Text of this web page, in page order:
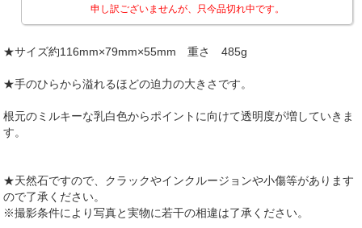
申し訳ございませんが、只今品切れ中です。
★サイズ約116mm×79mm×55mm 重さ 485g
★手のひらから溢れるほどの迫力の大きさです。
根元のミルキーな乳白色からポイントに向けて透明度が増していきま
す。
★天然石ですので、クラックやインクルージョンや小傷等があります
ので了承ください。
※撮影条件により写真と実物に若干の相違は了承ください。